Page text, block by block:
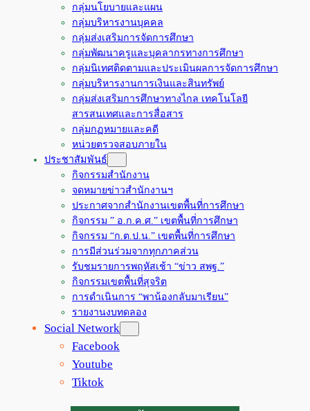
กลุ่มนโยบายและแผน
กลุ่มบริหารงานบุคคล
กลุ่มส่งเสริมการจัดการศึกษา
กลุ่มพัฒนาครูและบุคลากรทางการศึกษา
กลุ่มนิเทศติดตามและประเมินผลการจัดการศึกษา
กลุ่มบริหารงานการเงินและสินทรัพย์
กลุ่มส่งเสริมการศึกษาทางไกล เทคโนโลยี
สารสนเทศและการสื่อสาร
กลุ่มกฏหมายและคดี
หน่วยตรวจสอบภายใน
ประชาสัมพันธ์
กิจกรรมสำนักงาน
จดหมายข่าวสำนักงานฯ
ประกาศจากสำนักงานเขตพื้นที่การศึกษา
กิจกรรม ” อ.ก.ค.ศ.” เขตพื้นที่การศึกษา
กิจกรรม “ก.ต.ป.น.” เขตพื้นที่การศึกษา
การมีส่วนร่วมจากทุกภาคส่วน
รับชมรายการพฤหัสเช้า “ข่าว สพฐ.”
กิจกรรมเขตพื้นที่สุจริต
การดำเนินการ “พาน้องกลับมาเรียน”
รายงานงบทดลอง
Social Network
Facebook
Youtube
Tiktok